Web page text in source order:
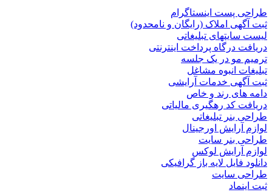
طراحی پست اینستاگرام
ثبت آگهی املاک (رایگان و نامحدود)
لیست سایتهای تبلیغاتی
دریافت درگاه پرداخت اینترنتی
ترمیم مو در یک جلسه
تبلیغات انبوه مشاغل
ثبت آگهی خدمات آرایشی
دامه های رند و خاص
دریافت کد رهگیری مالیاتی
طراحی بنر تبلیغاتی
لوازم آرایش اورجینال
طراحی بنر سایت
لوازم آرایش لوکس
دانلود فایل لایه باز گرافیکی
طراحی سایت
ثبت اینماد